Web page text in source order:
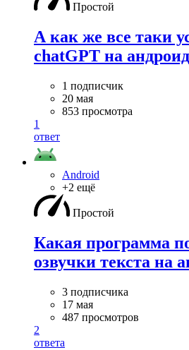
Простой
А как же все таки
chatGPT на
1 подписчик
20 мая
853 просмотра
1
ответ
Android
+2 ещё
Простой
Какая программа
озвучки текста на
3 подписчика
17 мая
487 просмотров
2
ответа